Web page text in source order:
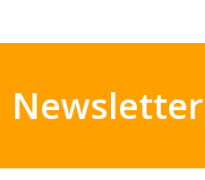
Newsletter